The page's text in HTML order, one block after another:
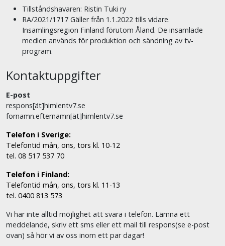
Tillståndshavaren: Ristin Tuki ry
RA/2021/1717 Gäller från 1.1.2022 tills vidare.
Insamlingsregion Finland förutom Åland. De insamlade
medlen används för produktion och sändning av tv-
program.
Kontaktuppgifter
E-post
respons[ät]himlentv7.se
fornamn.efternamn[ät]himlentv7.se
Telefon i Sverige:
Telefontid mån, ons, tors kl. 10-12
tel. 08 517 537 70
Telefon i Finland:
Telefontid mån, ons, tors kl. 11-13
tel. 0400 813 573
Vi har inte alltid möjlighet att svara i telefon. Lämna ett
meddelande, skriv ett sms eller ett mail till respons(se e-post
ovan) så hör vi av oss inom ett par dagar!